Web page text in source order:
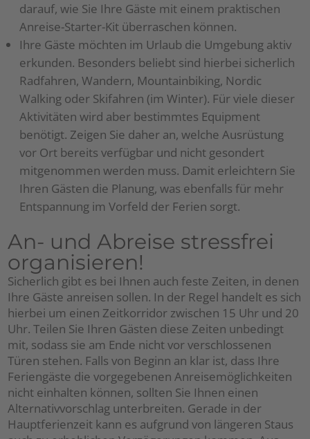
darauf, wie Sie Ihre Gäste mit einem praktischen
Anreise-Starter-Kit überraschen können.
Ihre Gäste möchten im Urlaub die Umgebung aktiv
erkunden. Besonders beliebt sind hierbei sicherlich
Radfahren, Wandern, Mountainbiking, Nordic
Walking oder Skifahren (im Winter). Für viele dieser
Aktivitäten wird aber bestimmtes Equipment
benötigt. Zeigen Sie daher an, welche Ausrüstung
vor Ort bereits verfügbar und nicht gesondert
mitgenommen werden muss. Damit erleichtern Sie
Ihren Gästen die Planung, was ebenfalls für mehr
Entspannung im Vorfeld der Ferien sorgt.
An- und Abreise stressfrei
organisieren!
Sicherlich gibt es bei Ihnen auch feste Zeiten, in denen
Ihre Gäste anreisen sollen. In der Regel handelt es sich
hierbei um einen Zeitkorridor zwischen 15 Uhr und 20
Uhr. Teilen Sie Ihren Gästen diese Zeiten unbedingt
mit, sodass sie am Ende nicht vor verschlossenen
Türen stehen. Falls von Beginn an klar ist, dass Ihre
Feriengäste die vorgegebenen Anreisemöglichkeiten
nicht einhalten können, sollten Sie Ihnen einen
Alternativvorschlag unterbreiten. Gerade in der
Hauptferienzeit kann es aufgrund von längeren Staus